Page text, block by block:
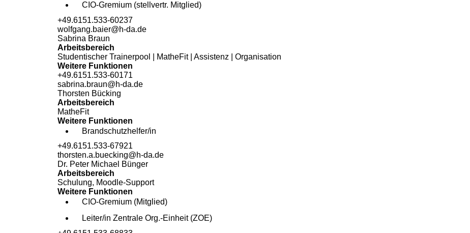
CIO-Gremium (stellvertr. Mitglied)
+49.6151.533-60237
wolfgang.baier@h-da.de
Sabrina Braun
Arbeitsbereich
Studentischer Trainerpool | MatheFit | Assistenz | Organisation
Weitere Funktionen
+49.6151.533-60171
sabrina.braun@h-da.de
Thorsten Bücking
Arbeitsbereich
MatheFit
Weitere Funktionen
Brandschutzhelfer/in
+49.6151.533-67921
thorsten.a.buecking@h-da.de
Dr. Peter Michael Bünger
Arbeitsbereich
Schulung, Moodle-Support
Weitere Funktionen
CIO-Gremium (Mitglied)
Leiter/in Zentrale Org.-Einheit (ZOE)